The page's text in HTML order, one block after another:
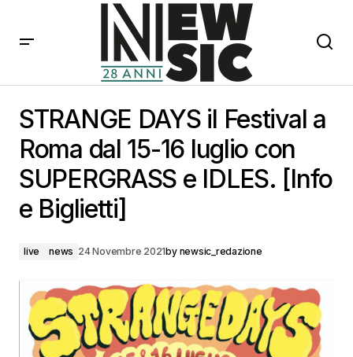
SUPERGRASS e IDLES. [Info e Biglietti]
STRANGE DAYS il Festival a
Roma dal 15-16 luglio con
SUPERGRASS e IDLES. [Info
e Biglietti]
live news 24 Novembre 2021by newsic_redazione